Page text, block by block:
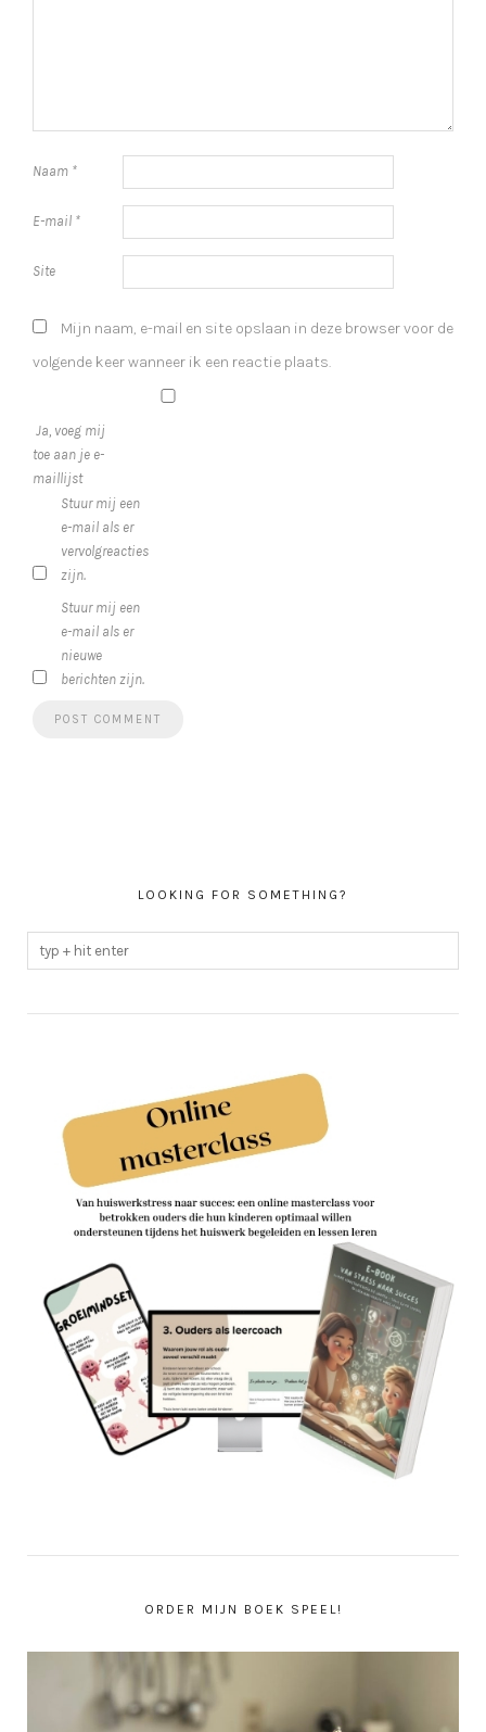
Naam *
E-mail *
Site
Mijn naam, e-mail en site opslaan in deze browser voor de
volgende keer wanneer ik een reactie plaats.
Ja, voeg mij
toe aan je e-
maillijst
Stuur mij een
e-mail als er
vervolgreacties
zijn.
Stuur mij een
e-mail als er
nieuwe
berichten zijn.
LOOKING FOR SOMETHING?
ORDER MIJN BOEK SPEEL!